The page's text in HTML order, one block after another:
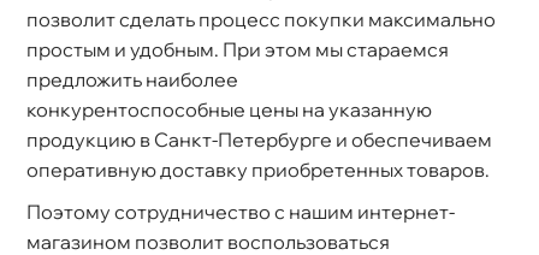
позволит сделать процесс покупки максимально
простым и удобным. При этом мы стараемся
предложить наиболее
конкурентоспособные цены на указанную
продукцию в Санкт-Петербурге и обеспечиваем
оперативную доставку приобретенных товаров.
Поэтому сотрудничество с нашим интернет-
магазином позволит воспользоваться